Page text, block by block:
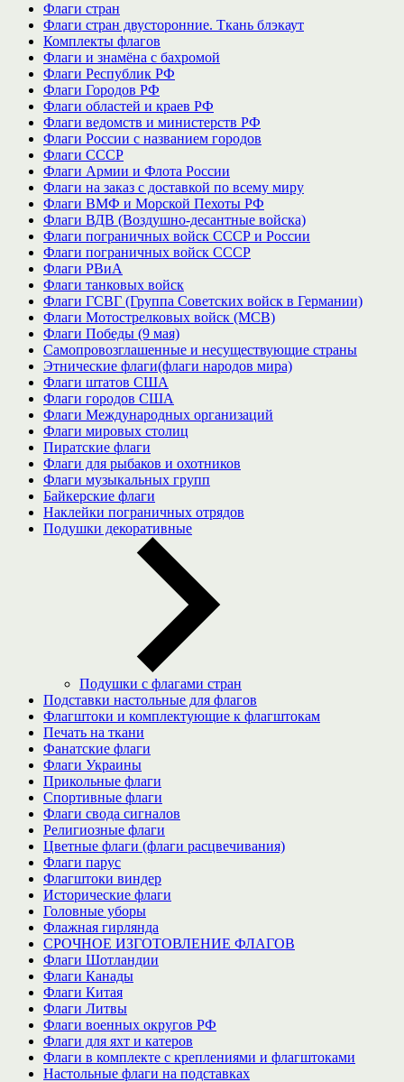
Флаги стран
Флаги стран двусторонние. Ткань блэкаут
Комплекты флагов
Флаги и знамёна с бахромой
Флаги Республик РФ
Флаги Городов РФ
Флаги областей и краев РФ
Флаги ведомств и министерств РФ
Флаги России с названием городов
Флаги СССР
Флаги Армии и Флота России
Флаги на заказ с доставкой по всему миру
Флаги ВМФ и Морской Пехоты РФ
Флаги ВДВ (Воздушно-десантные войска)
Флаги пограничных войск СССР и России
Флаги пограничных войск СССР
Флаги РВиА
Флаги танковых войск
Флаги ГСВГ (Группа Советских войск в Германии)
Флаги Мотострелковых войск (МСВ)
Флаги Победы (9 мая)
Самопровозглашенные и несуществующие страны
Этнические флаги(флаги народов мира)
Флаги штатов США
Флаги городов США
Флаги Международных организаций
Флаги мировых столиц
Пиратские флаги
Флаги для рыбаков и охотников
Флаги музыкальных групп
Байкерские флаги
Наклейки пограничных отрядов
Подушки декоративные
Подушки с флагами стран
Подставки настольные для флагов
Флагштоки и комплектующие к флагштокам
Печать на ткани
Фанатские флаги
Флаги Украины
Прикольные флаги
Спортивные флаги
Флаги свода сигналов
Религиозные флаги
Цветные флаги (флаги расцвечивания)
Флаги парус
Флагштоки виндер
Исторические флаги
Головные уборы
Флажная гирлянда
СРОЧНОЕ ИЗГОТОВЛЕНИЕ ФЛАГОВ
Флаги Шотландии
Флаги Канады
Флаги Китая
Флаги Литвы
Флаги военных округов РФ
Флаги для яхт и катеров
Флаги в комплекте с креплениями и флагштоками
Настольные флаги на подставках